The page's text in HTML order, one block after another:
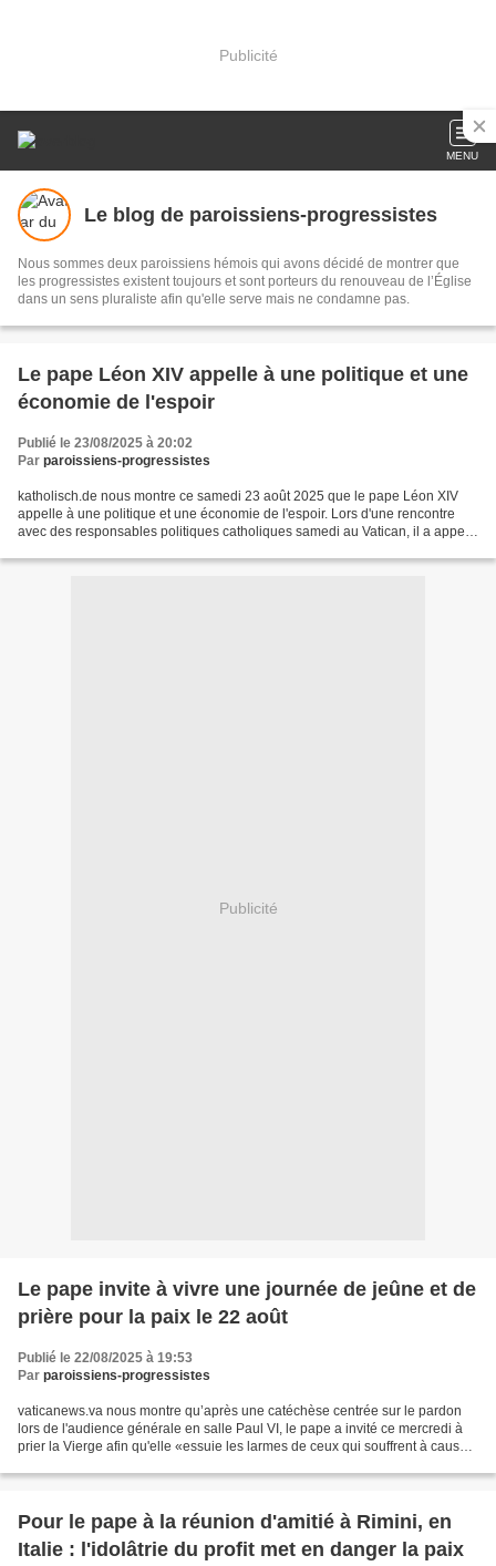
Publicité
MENU
Le blog de paroissiens-progressistes
Nous sommes deux paroissiens hémois qui avons décidé de montrer que
les progressistes existent toujours et sont porteurs du renouveau de l’Église
dans un sens pluraliste afin qu'elle serve mais ne condamne pas.
Le pape Léon XIV appelle à une politique et une
économie de l'espoir
Publié le 23/08/2025 à 20:02
Par paroissiens-progressistes
katholisch.de nous montre ce samedi 23 août 2025 que le pape Léon XIV
appelle à une politique et une économie de l'espoir. Lors d'une rencontre
avec des responsables politiques catholiques samedi au Vatican, il a appelé
Publicité
Le pape invite à vivre une journée de jeûne et de
prière pour la paix le 22 août
Publié le 22/08/2025 à 19:53
Par paroissiens-progressistes
vaticanews.va nous montre qu’après une catéchèse centrée sur le pardon
lors de l'audience générale en salle Paul VI, le pape a invité ce mercredi à
prier la Vierge afin qu'elle «essuie les larmes de ceux qui souffrent à cause
Pour le pape à la réunion d'amitié à Rimini, en
Italie : l'idolâtrie du profit met en danger la paix